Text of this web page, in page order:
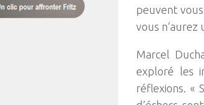
peuvent
vous n’aurez
Marcel
exploré les
réflexions. «